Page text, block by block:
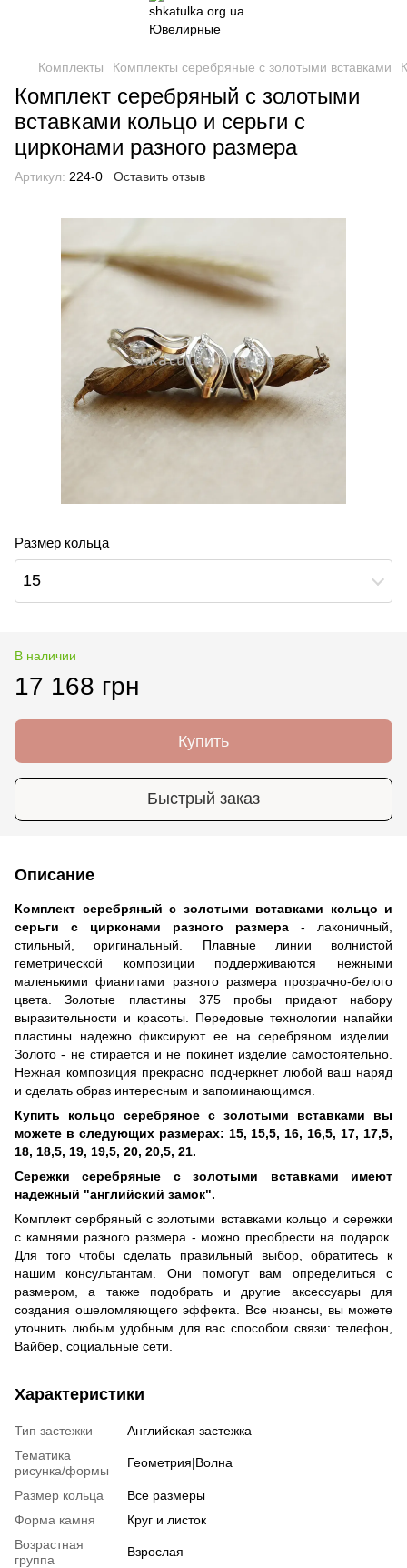
Комплекты Комплекты серебряные с золотыми вставками
Комплект серебряный с золотыми
вставками кольцо и серьги с
цирконами разного размера
Артикул: 224-0 Оставить отзыв
Размер кольца
15
В наличии
17 168 грн
Купить
Быстрый заказ
Описание
Комплект серебряный с золотыми вставками кольцо и
серьги с цирконами разного размера - лаконичный,
стильный, оригинальный. Плавные линии волнистой
геметрической композиции поддерживаются нежными
маленькими фианитами разного размера прозрачно-белого
цвета. Золотые пластины 375 пробы придают набору
выразительности и красоты. Передовые технологии напайки
пластины надежно фиксируют ее на серебряном изделии.
Золото - не стирается и не покинет изделие самостоятельно.
Нежная композиция прекрасно подчеркнет любой ваш наряд
и сделать образ интересным и запоминающимся.
Купить кольцо серебряное с золотыми вставками вы
можете в следующих размерах: 15, 15,5, 16, 16,5, 17, 17,5,
18, 18,5, 19, 19,5, 20, 20,5, 21.
Сережки серебряные с золотыми вставками имеют
надежный "английский замок".
Комплект сербряный с золотыми вставками кольцо и сережки
с камнями разного размера - можно преобрести на подарок.
Для того чтобы сделать правильный выбор, обратитесь к
нашим консультантам. Они помогут вам определиться с
размером, а также подобрать и другие аксессуары для
создания ошеломляющего эффекта. Все нюансы, вы можете
уточнить любым удобным для вас способом связи: телефон,
Вайбер, социальные сети.
Характеристики
Тип застежки
Английская застежка
Тематика
рисунка/формы
Геометрия|Волна
Размер кольца
Все размеры
Форма камня
Круг и листок
Возрастная
группа
Взрослая